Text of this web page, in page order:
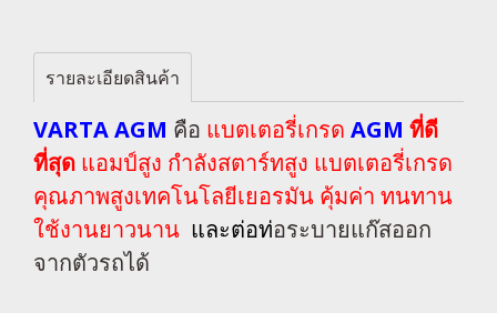
รายละเอียดสินค้า
VARTA AGM คือ แบตเตอรี่เกรด AGM ที่ดี
ที่สุด แอมป์สูง กำลังสตาร์ทสูง แบตเตอรี่เกรด
คุณภาพสูงเทคโนโลยีเยอรมัน คุ้มค่า ทนทาน
ใช้งานยาวนาน และต่อท่อระบายแก๊สออก
จากตัวรถได้